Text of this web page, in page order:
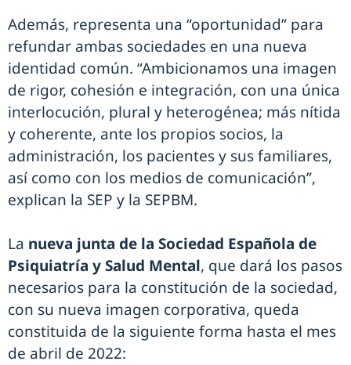
Además, representa una “oportunidad” para
refundar ambas sociedades en una nueva
identidad común. “Ambicionamos una imagen
de rigor, cohesión e integración, con una única
interlocución, plural y heterogénea; más nítida
y coherente, ante los propios socios, la
administración, los pacientes y sus familiares,
así como con los medios de comunicación”,
explican la SEP y la SEPBM.
La nueva junta de la Sociedad Española de
Psiquiatría y Salud Mental, que dará los pasos
necesarios para la constitución de la sociedad,
con su nueva imagen corporativa, queda
constituida de la siguiente forma hasta el mes
de abril de 2022: